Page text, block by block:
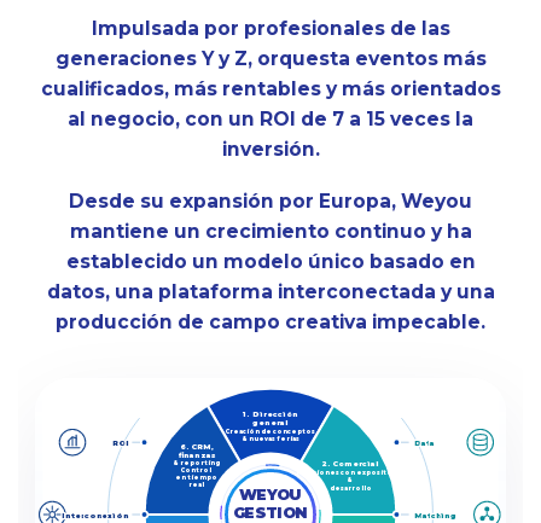
Impulsada por profesionales de las
generaciones Y y Z, orquesta eventos más
cualificados, más rentables y más orientados
al negocio, con un ROI de 7 a 15 veces la
inversión.
Desde su expansión por Europa, Weyou
mantiene un crecimiento continuo y ha
establecido un modelo único basado en
datos, una plataforma interconectada y una
producción de campo creativa impecable.
1. Dirección
general
Creación de conceptos
& nuevas ferias
2. Comercial
Relaciones con expositores
&
desarrollo
6. CRM,
finanzas
& reporting
Control
en tiempo
real
WEYOU
GESTION
ROI
Interconexión
Data
Matching